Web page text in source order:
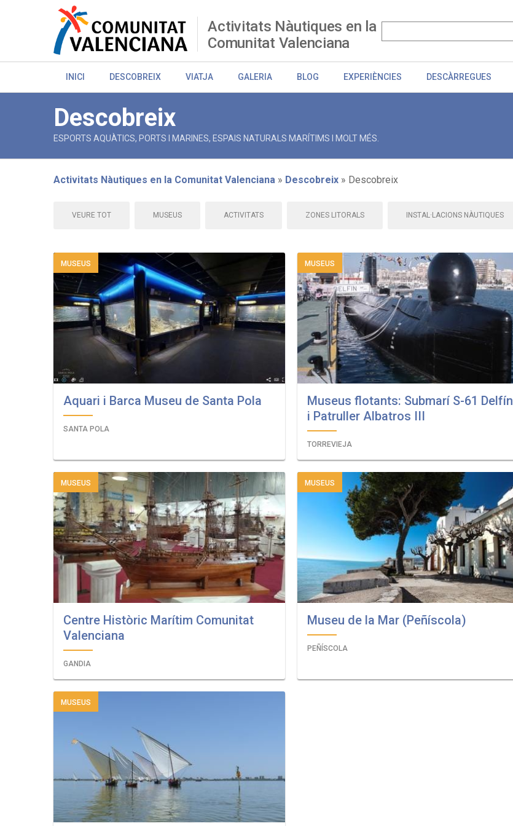
Activitats Nàutiques en la
Comunitat Valenciana
INICI DESCOBREIX VIATJA GALERIA BLOG EXPERIÈNCIES DESCÀRREGUES
Descobreix
ESPORTS AQUÀTICS, PORTS I MARINES, ESPAIS NATURALS MARÍTIMS I MOLT MÉS.
Activitats Nàutiques en la Comunitat Valenciana Descobreix Descobreix
VEURE TOT MUSEUS ACTIVITATS ZONES LITORALS INSTAL·LACIONS NÀUTIQUES
MUSEUS
Aquari i Barca Museu de Santa Pola
SANTA POLA
MUSEUS
Museus flotants: Submarí S-61 Delfín
i Patruller Albatros III
TORREVIEJA
MUSEUS
Centre Històric Marítim Comunitat
Valenciana
GANDIA
MUSEUS
Museu de la Mar (Peñíscola)
PEÑÍSCOLA
MUSEUS